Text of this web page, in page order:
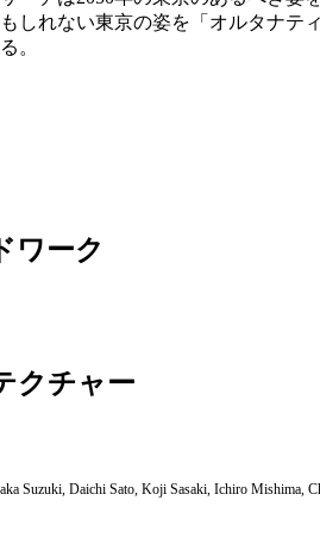
しれない東京の姿を「オルタナ
。
ワーク
クチャー
Suzuki, Daichi Sato, Koji Sasaki, Ichiro Mishima,